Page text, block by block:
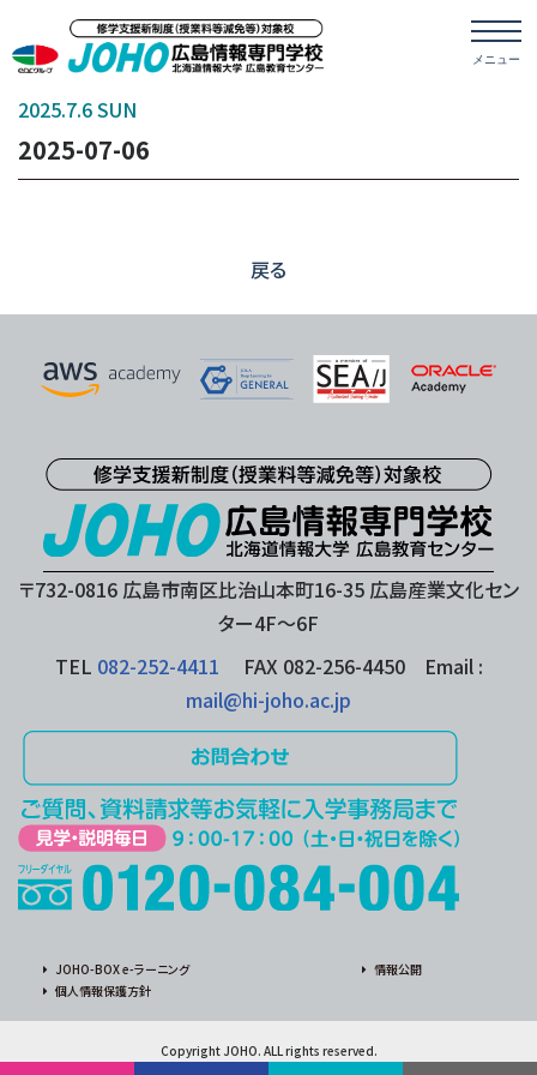
2025.7.6 SUN
2025-07-06
戻る
〒732-0816 広島市南区比治山本町16-35 広島産業文化セン
ター4F〜6F
TEL 082-252-4411 FAX 082-256-4450 Email :
mail@hi-joho.ac.jp
JOHO-BOX e-ラーニング
個人情報保護方針
情報公開
Copyright JOHO. ALL rights reserved.